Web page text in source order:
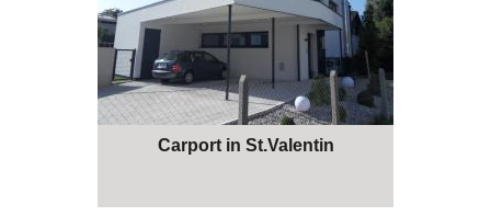
Carport in St.Valentin